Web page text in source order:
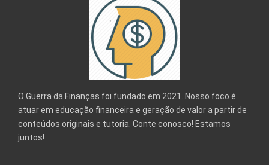
O Guerra da Finanças foi fundado em 2021. Nosso foco é
atuar em educação financeira e geração de valor a partir de
conteúdos originais e tutoria. Conte conosco! Estamos
juntos!